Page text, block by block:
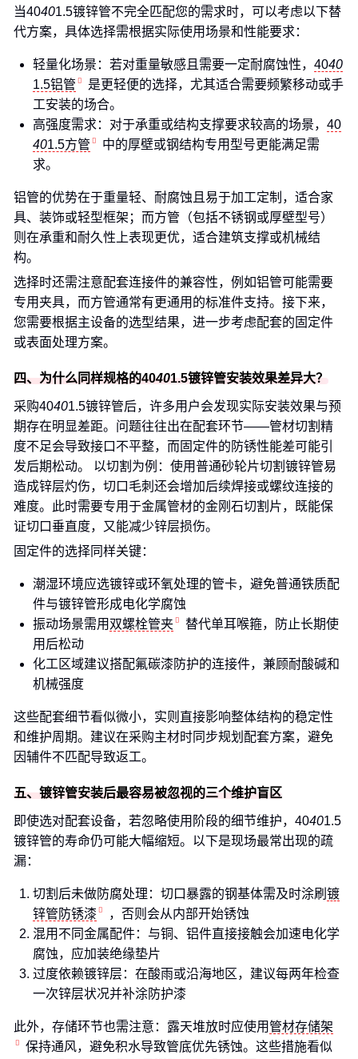
当40401.5镀锌管不完全匹配您的需求时，可以考虑以下替
代方案，具体选择需根据实际使用场景和性能要求：
轻量化场景：若对重量敏感且需要一定耐腐蚀性， 4040
1.5铝管
是更轻便的选择，尤其适合需要频繁移动或手
工安装的场合。
高强度需求：对于承重或结构支撑要求较高的场景， 40
401.5方管
中的厚壁或钢结构专用型号更能满足需
求。
铝管的优势在于重量轻、耐腐蚀且易于加工定制，适合家
具、装饰或轻型框架；而方管（包括不锈钢或厚壁型号）
则在承重和耐久性上表现更优，适合建筑支撑或机械结
构。
选择时还需注意配套连接件的兼容性，例如铝管可能需要
专用夹具，而方管通常有更通用的标准件支持。接下来，
您需要根据主设备的选型结果，进一步考虑配套的固定件
或表面处理方案。
四、为什么同样规格的40401.5镀锌管安装效果差异大？
采购40401.5镀锌管后，许多用户会发现实际安装效果与预
期存在明显差距。问题往往出在配套环节——管材切割精
度不足会导致接口不平整，而固定件的防锈性能差可能引
发后期松动。 以切割为例：使用普通砂轮片切割镀锌管易
造成锌层灼伤，切口毛刺还会增加后续焊接或螺纹连接的
难度。此时需要专用于金属管材的金刚石切割片，既能保
证切口垂直度，又能减少锌层损伤。
固定件的选择同样关键：
潮湿环境应选镀锌或环氧处理的管卡，避免普通铁质配
件与镀锌管形成电化学腐蚀
振动场景需用 双螺栓管夹
替代单耳喉箍，防止长期使
用后松动
化工区域建议搭配氟碳漆防护的连接件，兼顾耐酸碱和
机械强度
这些配套细节看似微小，实则直接影响整体结构的稳定性
和维护周期。建议在采购主材时同步规划配套方案，避免
因辅件不匹配导致返工。
五、镀锌管安装后最容易被忽视的三个维护盲区
即使选对配套设备，若忽略使用阶段的细节维护，40401.5
镀锌管的寿命仍可能大幅缩短。以下是现场最常出现的疏
漏：
切割后未做防腐处理：切口暴露的钢基体需及时涂刷 镀
锌管防锈漆
，否则会从内部开始锈蚀
混用不同金属配件：与铜、铝件直接接触会加速电化学
腐蚀，应加装绝缘垫片
过度依赖镀锌层：在酸雨或沿海地区，建议每两年检查
一次锌层状况并补涂防护漆
此外，存储环节也需注意：露天堆放时应使用 管材存储架
保持通风，避免积水导致管底优先锈蚀。这些措施看似